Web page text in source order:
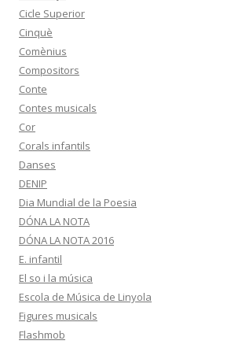
Cicle Superior
Cinquè
Comènius
Compositors
Conte
Contes musicals
Cor
Corals infantils
Danses
DENIP
Dia Mundial de la Poesia
DÓNA LA NOTA
DÓNA LA NOTA 2016
E. infantil
El so i la música
Escola de Música de Linyola
Figures musicals
Flashmob